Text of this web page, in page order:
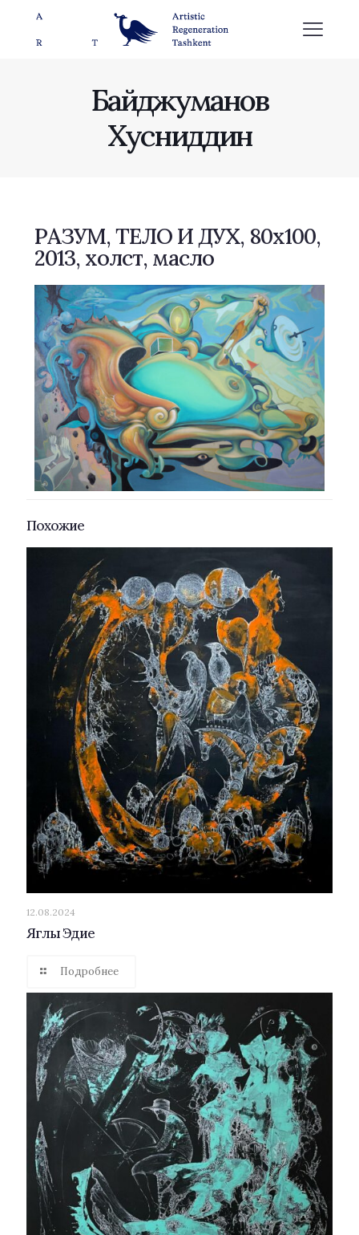
Байджуманов
Хусниддин
РАЗУМ, ТЕЛО И ДУХ, 80x100,
2013, холст, масло
Похожие
12.08.2024
Яглы Эдие
Подробнее